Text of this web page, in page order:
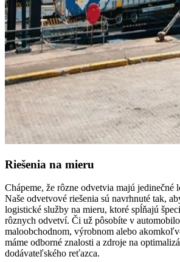
Riešenia na mieru
Chápeme, že rôzne odvetvia majú jedinečné
Naše odvetvové riešenia sú navrhnuté tak,
logistické služby na mieru, ktoré spĺňajú
rôznych odvetví. Či už pôsobíte v
maloobchodnom, výrobnom alebo
máme odborné znalosti a zdroje na
dodávateľského reťazca.